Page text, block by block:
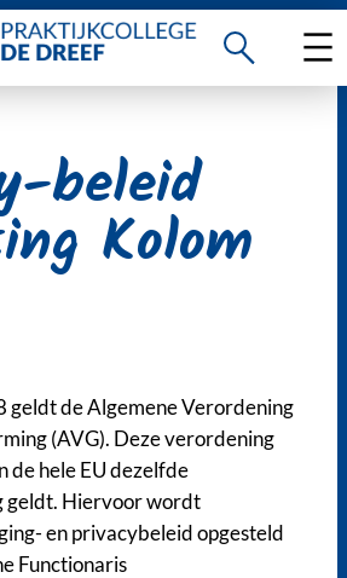
beleid
Kolom
geldt de Algemene Verordening
(AVG). Deze verordening
de hele EU dezelfde
geldt. Hiervoor wordt
en privacybeleid opgesteld
Functionaris